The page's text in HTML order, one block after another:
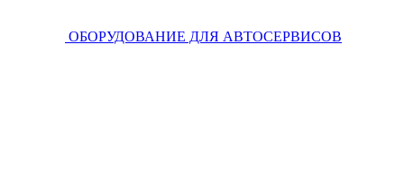
ОБОРУДОВАНИЕ ДЛЯ АВТОСЕРВИСОВ